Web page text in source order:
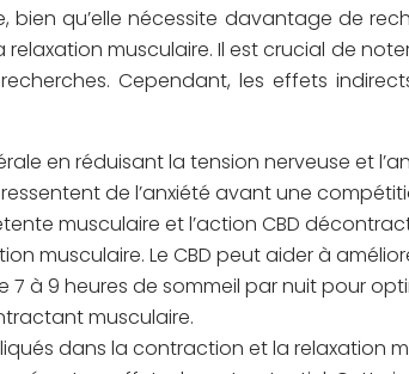
qu’elle nécessite davantage de
musculaire. Il est crucial de
Cependant, les effets
en réduisant la tension nerveuse et
de l’anxiété avant une
musculaire et l’action CBD
musculaire. Le CBD peut aider à
à 9 heures de sommeil par nuit pour
musculaire.
dans la contraction et la relaxation